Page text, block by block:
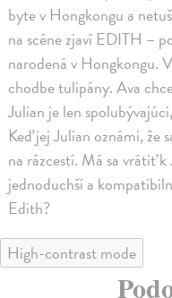
byte v Hongkongu a
na scéne zjaví EDITH –
narodená v Hongkongu.
chodbe tulipány. Ava
Julian je len
Keď jej Julian oznámi, že
na rázcestí. Má sa vrátiť
jednoduchší a
Edith?
High-contrast mode